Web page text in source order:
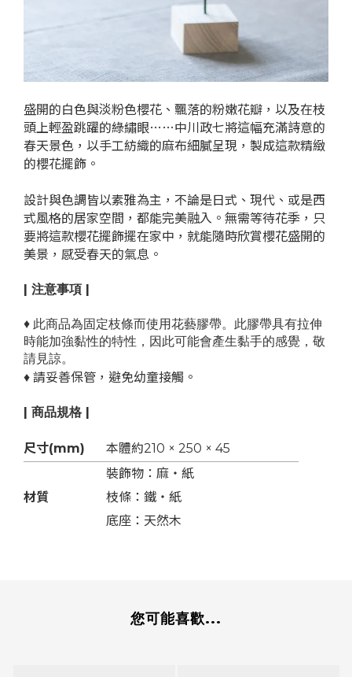
盛開的白色與淡粉色櫻花、飄落的粉嫩花瓣，以及在枝
頭上輕盈跳躍的綠繡眼……中川政七將這幅充滿詩意的
春天景色，以手工紡織的麻布細膩呈現，製成這款精緻
的櫻花擺飾。
設計與色調皆以素雅為主，不論是日式、現代、或是西
式風格的居家空間，都能完美融入。無需等待花季，只
要將這款櫻花擺飾擺在家中，就能隨時欣賞櫻花盛開的
美景，感受春天的氣息。
| 注意事項 |
♦ 此商品為固定枝條而使用花藝膠帶。此膠帶具有拉伸
時能加強黏性的特性，因此可能會產生黏手的感覺，敬
請見諒。
♦ 請妥善保管，避免幼童接觸。
| 商品規格 |
尺寸(mm) 本體約210 × 250 × 45
材質
裝飾物：麻・紙
枝條：鐵・紙
底座：天然木
您可能喜歡...